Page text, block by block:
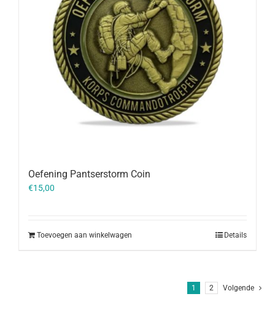
Oefening Pantserstorm Coin
€15,00
Toevoegen aan winkelwagen Details
1 2 Volgende